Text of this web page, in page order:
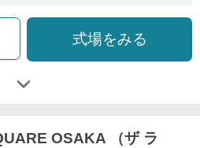
式場をみる
OSAKA （ザ ラ